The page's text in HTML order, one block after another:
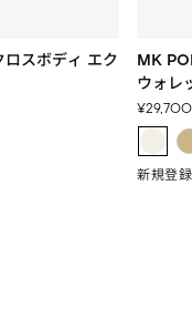
スボディ エク
MK
ウォレ
セ
ー
ル
格
¥29,700
新規登